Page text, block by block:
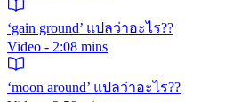
‘gain ground’ แปลว่าอะไร??
Video - 2:08 mins
‘moon around’ แปลว่าอะไร??